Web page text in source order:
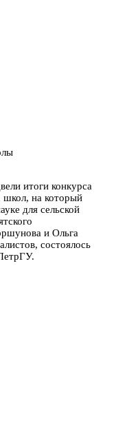
итоги конкурса
школ, на который
для сельской
и Ольга
состоялось